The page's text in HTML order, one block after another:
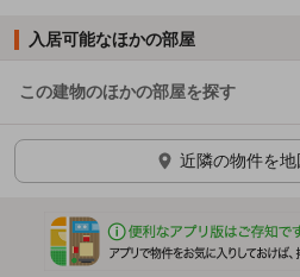
入居可能なほかの部屋
この建物のほかの部屋を探す
ほかの部屋を検索中…
近隣の物件を